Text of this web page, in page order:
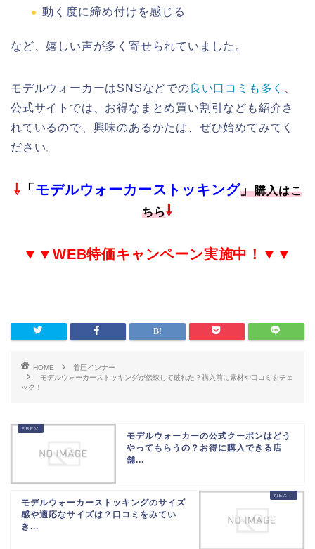
動く度に締め付けを感じる
など、嬉しい声が多く寄せられていました。
モデルウォーカーはSNSなどでの良い口コミも多く
公式サイトでは、お得なまとめ買い割引なども紹介さ
れているので、興味のあるかたは、ぜひ始めてみてく
ださい。
⇩ 「 モデルウォーカーストッキング」購入はこ
ちら⇩
▼▼ WEB特価キャンペーン実施中！▼▼
HOME
着圧インナー
モデルウォーカーストッキングが伝線して破れた？購入前に素材や口コミをチェ
ック！
モデルウォーカーの公式クーポンはどう
やってもらうの？お得に購入できる店
舗...
モデルウォーカーストッキングのサイズ
感や適応なサイズは？口コミをみてい
き...